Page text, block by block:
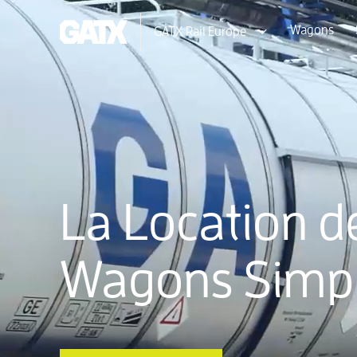
GATX Rail Europe Wagons
La Location
Wagons